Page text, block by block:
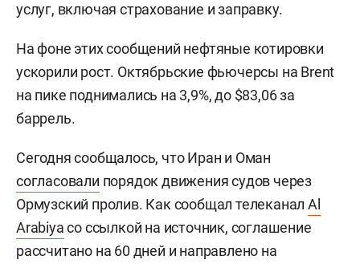
услуг, включая страхование и заправку.
На фоне этих сообщений нефтяные котировки
ускорили рост. Октябрьские фьючерсы на Brent
на пике поднимались на 3,9%, до $83,06 за
баррель.
Сегодня сообщалось, что Иран и Оман
согласовали порядок движения судов через
Ормузский пролив. Как сообщал телеканал Al
Arabiyaсо ссылкой на источник, соглашение
рассчитано на 60 дней и направлено на